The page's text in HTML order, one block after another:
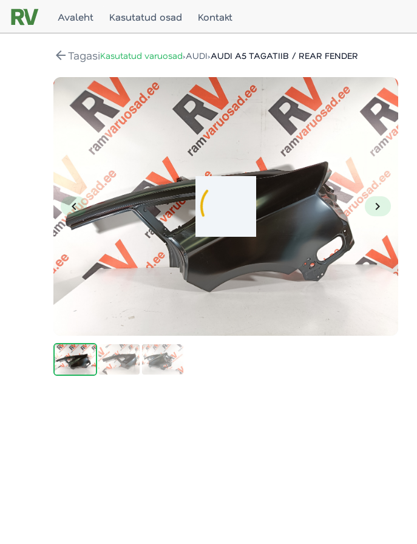
Avaleht Kasutatud osad Kontakt
arrow_backTagasiKasutatud varuosad›AUDI›AUDI A5 TAGATIIB / REAR FENDER
chevron_left chevron_right